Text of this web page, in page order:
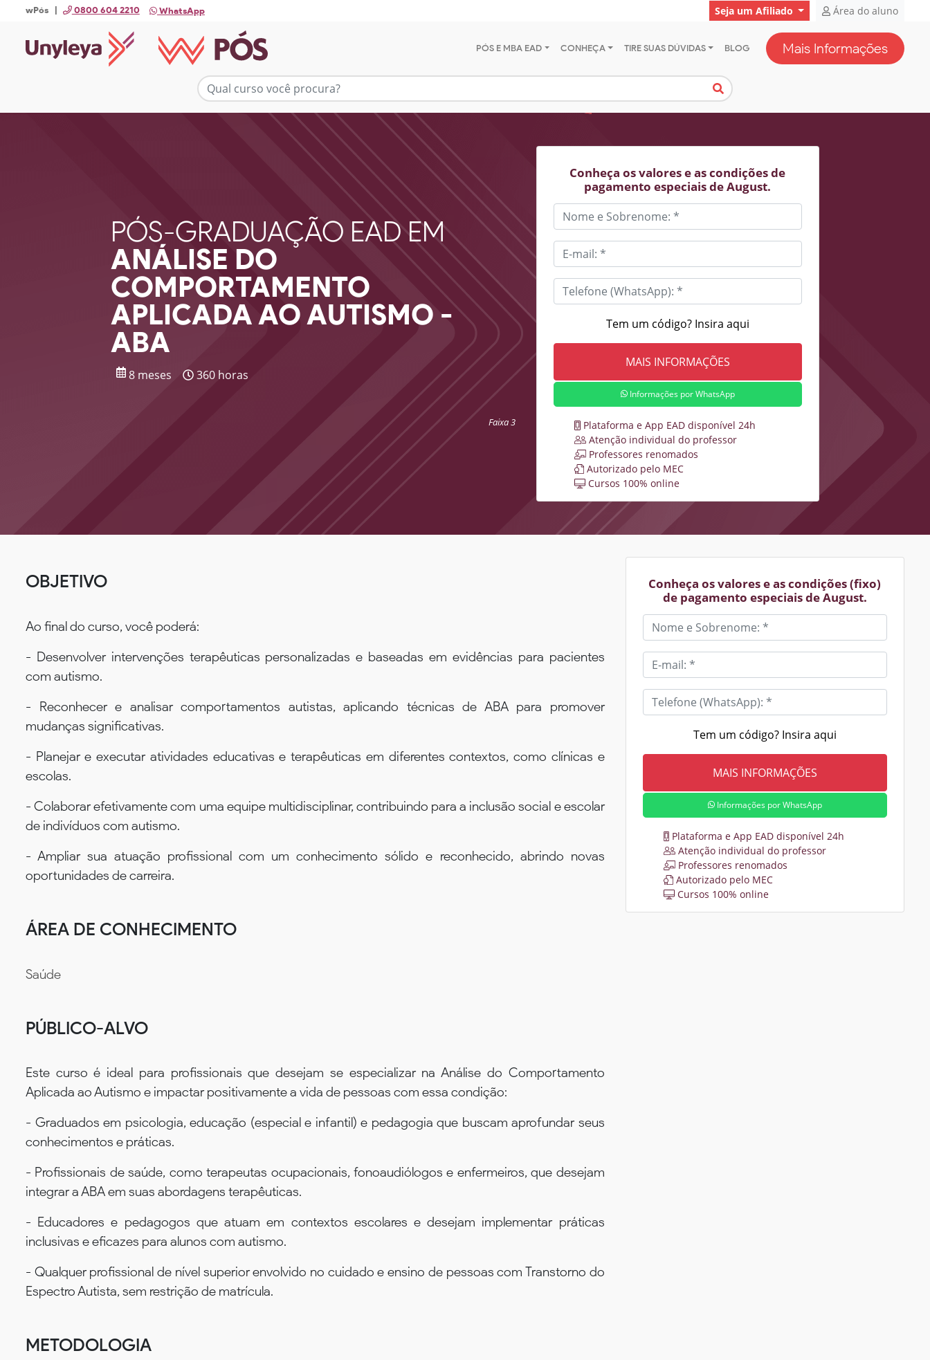
wPós | 0800 604 2210 WhatsApp Seja um Afiliado Área do aluno
PÓS E MBA EAD CONHEÇA TIRE SUAS DÚVIDAS BLOG Mais Informações
PÓS-GRADUAÇÃO EAD EM
ANÁLISE DO
COMPORTAMENTO
APLICADA AO AUTISMO -
ABA
8 meses 360 horas
Faixa 3
Conheça os valores e as condições de
pagamento especiais de August.
Tem um código? Insira aqui
Informações por WhatsApp
Plataforma e App EAD disponível 24h
Atenção individual do professor
Professores renomados
Autorizado pelo MEC
Cursos 100% online
OBJETIVO
Ao final do curso, você poderá:
- Desenvolver intervenções terapêuticas personalizadas e baseadas em evidências para pacientes
com autismo.
- Reconhecer e analisar comportamentos autistas, aplicando técnicas de ABA para promover
mudanças significativas.
- Planejar e executar atividades educativas e terapêuticas em diferentes contextos, como clínicas e
escolas.
- Colaborar efetivamente com uma equipe multidisciplinar, contribuindo para a inclusão social e escolar
de indivíduos com autismo.
- Ampliar sua atuação profissional com um conhecimento sólido e reconhecido, abrindo novas
oportunidades de carreira.
ÁREA DE CONHECIMENTO
Saúde
PÚBLICO-ALVO
Este curso é ideal para profissionais que desejam se especializar na Análise do Comportamento
Aplicada ao Autismo e impactar positivamente a vida de pessoas com essa condição:
- Graduados em psicologia, educação (especial e infantil) e pedagogia que buscam aprofundar seus
conhecimentos e práticas.
- Profissionais de saúde, como terapeutas ocupacionais, fonoaudiólogos e enfermeiros, que desejam
integrar a ABA em suas abordagens terapêuticas.
- Educadores e pedagogos que atuam em contextos escolares e desejam implementar práticas
inclusivas e eficazes para alunos com autismo.
- Qualquer profissional de nível superior envolvido no cuidado e ensino de pessoas com Transtorno do
Espectro Autista, sem restrição de matrícula.
METODOLOGIA
Conheça os valores e as condições (fixo)
de pagamento especiais de August.
Tem um código? Insira aqui
Informações por WhatsApp
Plataforma e App EAD disponível 24h
Atenção individual do professor
Professores renomados
Autorizado pelo MEC
Cursos 100% online